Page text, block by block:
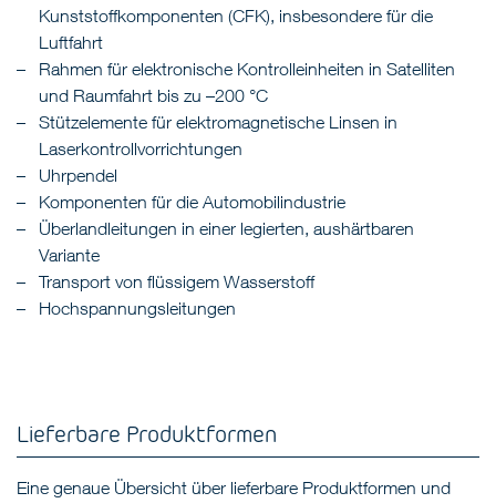
Kunststoffkomponenten (CFK), insbesondere für die
Luftfahrt
Rahmen für elektronische Kontrolleinheiten in Satelliten
und Raumfahrt bis zu –200 °C
Stützelemente für elektromagnetische Linsen in
Laserkontrollvorrichtungen
Uhrpendel
Komponenten für die Automobilindustrie
Überlandleitungen in einer legierten, aushärtbaren
Variante
Transport von flüssigem Wasserstoff
Hochspannungsleitungen
Lieferbare Produktformen
Eine genaue Übersicht über lieferbare Produktformen und